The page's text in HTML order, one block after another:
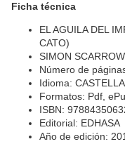
Ficha técnica
EL AGUILA DEL
CATO)
SIMON SCARROW
Número de
Idioma:
Formatos: Pdf,
ISBN:
Editorial: EDHASA
Año de edición: